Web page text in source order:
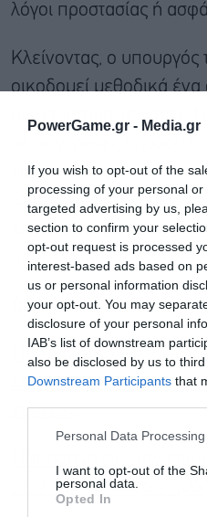
PowerGame.gr - Media.gr
If you wish to opt-out of the
processing of your personal
targeted advertising by us,
section to confirm your
opt-out request is processed
interest-based ads based on
us or personal information
your opt-out. You may
disclosure of your personal
IAB’s list of downstream
also be disclosed by us to
Downstream Participants that
Personal Data
I want to opt-out of the
personal data.
Opted In
λόγοι προστασίας ή
Κλείνοντας, ο υπουργός
οικοδομεί μεθοδικά
οικοσύστημα Τεχνητής
ευρωπαϊκές
ώστε να αξιοποιήσει τις
εποχής με τρόπο
προς όφελος της
Διαβάστε επίσης
Παπαστεργίου:
δημοσιεύματα για
κάμερες
στον αέρα ο